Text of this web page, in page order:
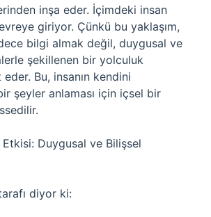
inşa eder. İçimdeki insan
giriyor. Çünkü bu yaklaşım,
bilgi almak değil, duygusal ve
şekillenen bir yolculuk
Bu, insanın kendini
şeyler anlaması için içsel bir
Duygusal ve Bilişsel
diyor ki: